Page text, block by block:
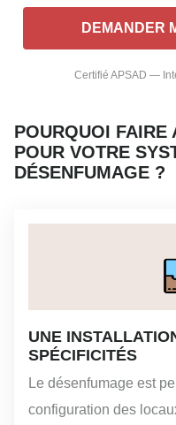
Certifié APSAD —
POURQUOI FAIRE
POUR VOTRE
DÉSENFUMAGE ?
UNE
SPÉCIFICITÉS
Le désenfumage est
configuration des